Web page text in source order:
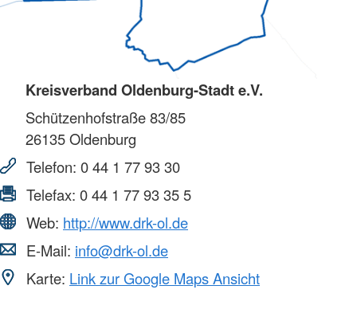
Kreisverband Oldenburg-Stadt e.V.
Schützenhofstraße 83/85
26135Oldenburg
Telefon: 0 44 1 77 93 30
Telefax: 0 44 1 77 93 35 5
Web: http://www.drk-ol.de
E-Mail: info@drk-ol.de
Karte: Link zur Google Maps Ansicht